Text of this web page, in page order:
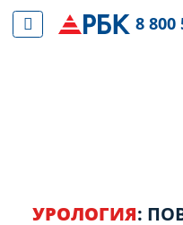
УРОЛОГИЯ:
8 800